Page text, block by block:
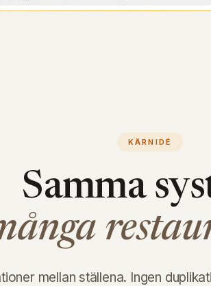
KÄRNIDÉ
Samma
mellan ställena. Ingen